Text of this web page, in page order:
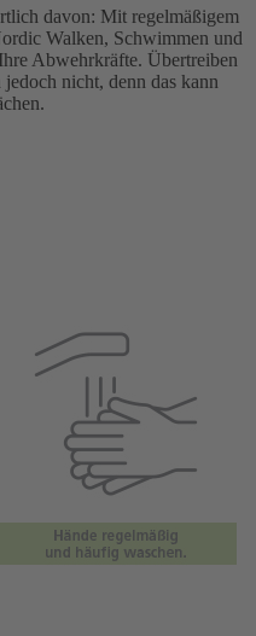
davon: Mit regelmäßigem
Walken, Schwimmen und
Abwehrkräfte. Übertreiben
nicht, denn das kann